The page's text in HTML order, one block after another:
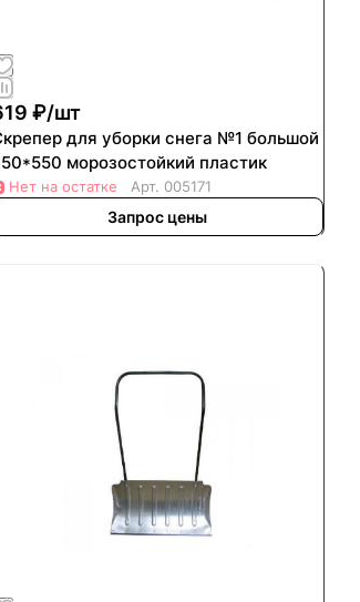
₽/шт
для уборки снега №1 большой
морозостойкий пластик
Нет на остатке Арт. 005171
Запрос цены